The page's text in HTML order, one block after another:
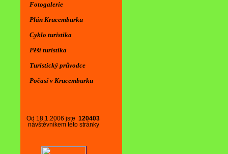
Od 18.1.2006 jste 120403
návštěvníkem této stránky
Fotogalerie
Plán Krucemburku
Cyklo turistika
Pěší turistika
Turistický průvodce
Počasí v Krucemburku